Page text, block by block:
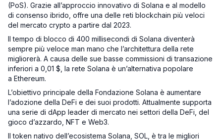
(PoS). Grazie all’approccio innovativo di Solana e al modello
di consenso ibrido, offre una delle reti blockchain più veloci
del mercato crypto a partire dal 2023.
Il tempo di blocco di 400 millisecondi di Solana diventerà
sempre più veloce man mano che l’architettura della rete
migliorerà. A causa delle sue basse commissioni di transazione
inferiori a 0,01 $, la rete Solana è un’alternativa popolare
a Ethereum.
L’obiettivo principale della Fondazione Solana è aumentare
l’adozione della DeFi e dei suoi prodotti. Attualmente supporta
una serie di dApp leader di mercato nei settori della DeFi, del
gioco d’azzardo, NFT e Web3.
Il token nativo dell’ecosistema Solana, SOL, è tra le migliori